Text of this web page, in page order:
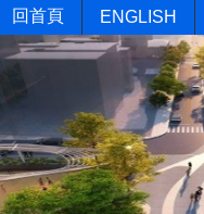
回首頁 ENGLISH